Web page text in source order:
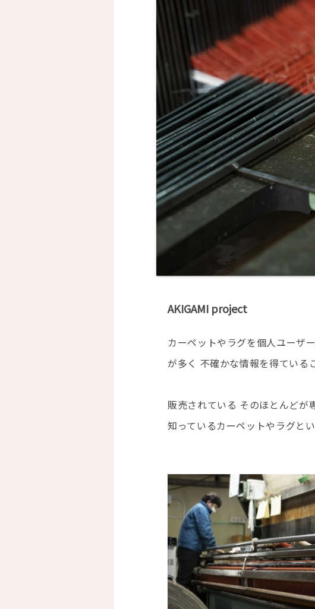
AKIGAMI project
カーペットやラグを個人ユーザ
が多く 不確かな情報を得ている
販売されている そのほとんどが
知っているカーペットやラグと